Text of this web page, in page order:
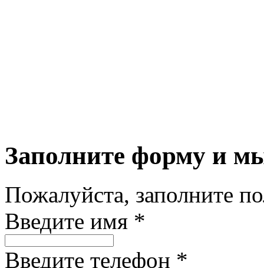
Заполните форму и
Пожалуйста, заполните
Введите имя *
Введите телефон *